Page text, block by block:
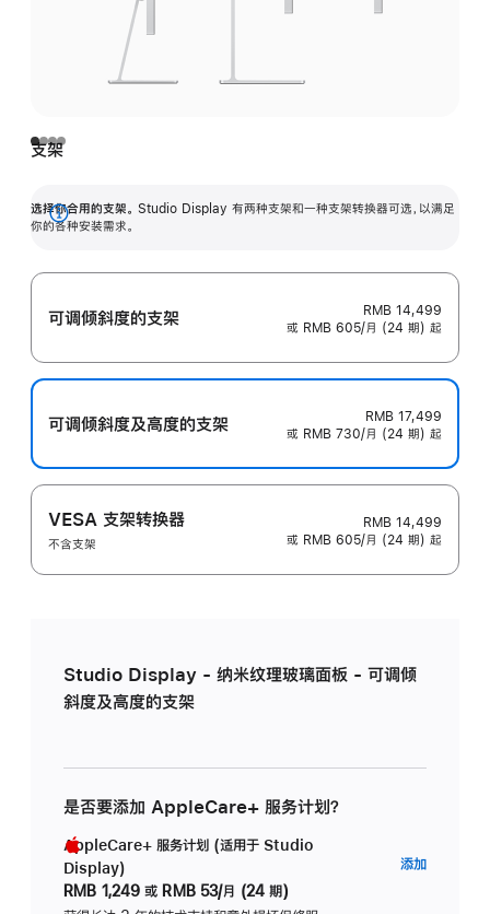
支架
选择你合用的支架。 Studio Display 有两种支架和一种支架转换器可选，以满足
你的各种安装需求。
展
可调倾斜度的支架
RMB 14,499
或 RMB 605/月 (24 期) 起
可调倾斜度及高‍度的支‍架
RMB 17,499
或 RMB 730/月 (24 期) 起
VESA 支架转换器
不含支架
RMB 14,499
或 RMB 605/月 (24 期) 起
Studio Display - 纳米纹理玻璃面板 - 可调倾
斜度及高度的支架
是否要添加 AppleCare+ 服务计划？
AppleCare+ 服务计划 (适用于 Studio
Display)
RMB 1,249 或 RMB 53/月 (24 期)
添加